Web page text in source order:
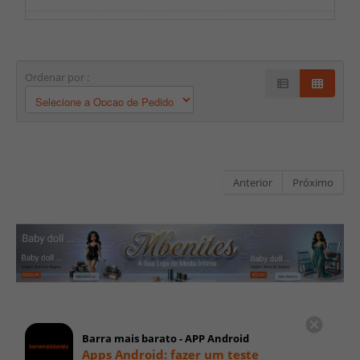
Ordenar por :
Anterior Próximo
Barra mais barato - APP Android
Apps Android: fazer um teste